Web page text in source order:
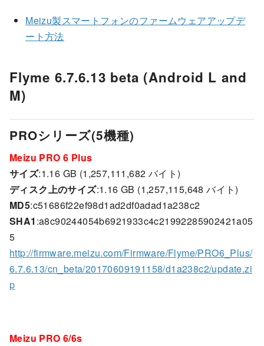
Meizu製スマートフォンのファームウェアアップデ
ート方法
Flyme 6.7.6.13 beta (Android L and
M)
PROシリーズ(5機種)
Meizu PRO 6 Plus
サイズ:1.16 GB (1,257,111,682 バイト)
ディスク上のサイズ:1.16 GB (1,257,115,648 バイト)
MD5:c51686f22ef98d1ad2df0adad1a238c2
SHA1 :a8c90244054b6921933c4c21992285902421a05
5
http://firmware.meizu.com/Firmware/Flyme/PRO6_Plus/
6.7.6.13/cn_beta/20170609191158/d1a238c2/update.zi
p
Meizu PRO 6/6s